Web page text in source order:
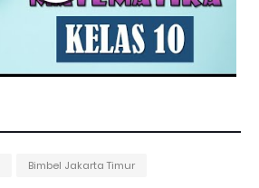
Bimbel Jakarta Timur